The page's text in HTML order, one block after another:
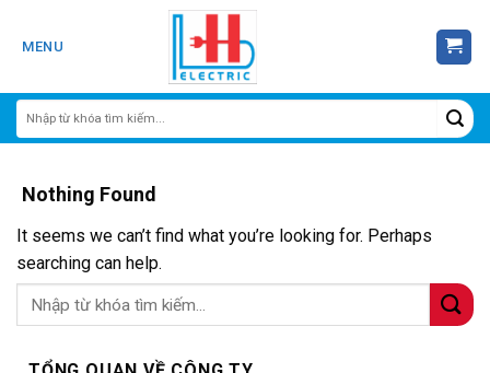
MENU
Nothing Found
It seems we can’t find what you’re looking for. Perhaps
searching can help.